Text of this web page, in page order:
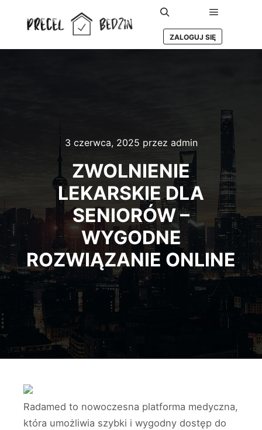
Szukaj Główne
ZALOGUJ SIĘ
3 czerwca, 2025 przez admin
ZWOLNIENIE
LEKARSKIE DLA
SENIORÓW –
WYGODNE
ROZWIĄZANIE ONLINE
Radamed to nowoczesna platforma medyczna,
która umożliwia szybki i wygodny dostęp do